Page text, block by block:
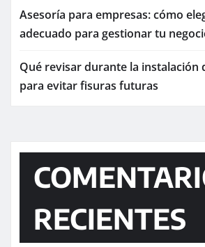
Asesoría para empresas: cómo
adecuado para gestionar tu
Qué revisar durante la instalación
para evitar fisuras futuras
RECIENTES